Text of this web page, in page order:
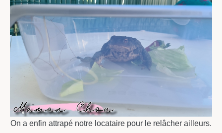
On a enfin attrapé notre locataire pour le relâcher ailleurs.